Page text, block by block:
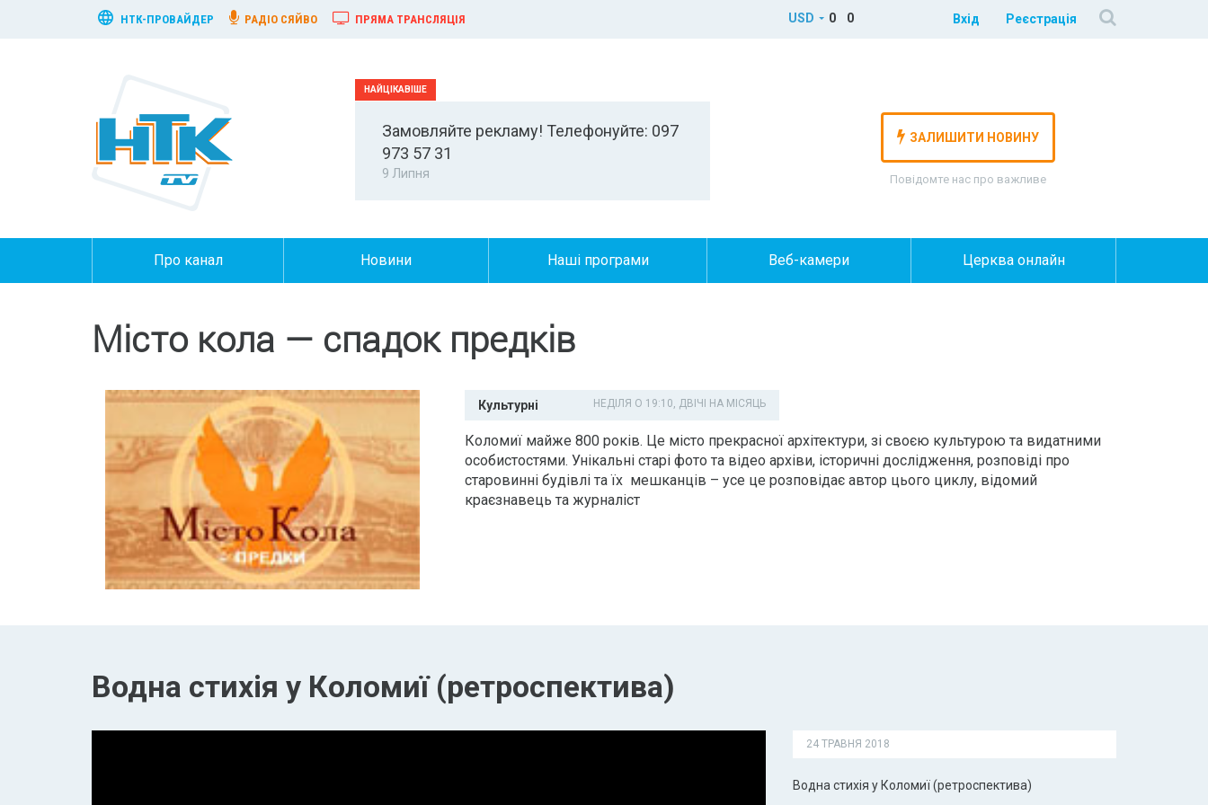
НТК-ПРОВАЙДЕР РАДІО СЯЙВО ПРЯМА ТРАНСЛЯЦІЯ USD 0 0 Вхід Реєстрація
Замовляйте рекламу! Телефонуйте: 097
973 57 31
9 Липня
ЗАЛИШИТИ НОВИНУ
Повідомте нас про важливе
Про канал Новини Наші програми Веб-камери Церква онлайн
Місто кола — спадок предків
Культурні НЕДІЛЯ О 19:10, ДВІЧІ НА МІСЯЦЬ
Коломиї майже 800 років. Це місто прекрасної архітектури, зі своєю культурою та видатними
особистостями. Унікальні старі фото та відео архіви, історичні дослідження, розповіді про
старовинні будівлі та їх мешканців – усе це розповідає автор цього циклу, відомий
краєзнавець та журналіст
Водна стихія у Коломиї (ретроспектива)
24 ТРАВНЯ 2018
Водна стихія у Коломиї (ретроспектива)